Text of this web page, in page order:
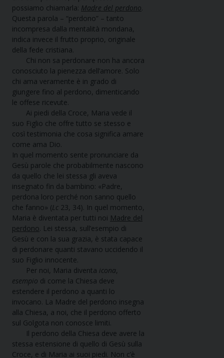
possiamo chiamarla: Madre del perdono.
Questa parola – “perdono” – tanto
incompresa dalla mentalità mondana,
indica invece il frutto proprio, originale
della fede cristiana.
Chi non sa perdonare non ha ancora
conosciuto la pienezza dell’amore. Solo
chi ama veramente è in grado di
giungere fino al perdono, dimenticando
le offese ricevute.
Ai piedi della Croce, Maria vede il
suo Figlio che offre tutto se stesso e
così testimonia che cosa significa amare
come ama Dio.
In quel momento sente pronunciare da
Gesù parole che probabilmente nascono
da quello che lei stessa gli aveva
insegnato fin da bambino: «Padre,
perdona loro perché non sanno quello
che fanno» (Lc 23, 34). In quel momento,
Maria è diventata per tutti noi Madre del
perdono. Lei stessa, sull’esempio di
Gesù e con la sua grazia, è stata capace
di perdonare quanti stavano uccidendo il
suo Figlio innocente.
Per noi, Maria diventa icona,
esempio di come la Chiesa deve
estendere il perdono a quanti lo
invocano. La Madre del perdono insegna
alla Chiesa, a noi, che il perdono offerto
sul Golgota non conosce limiti.
Il perdono della Chiesa deve avere la
stessa estensione di quello di Gesù sulla
Croce, e di Maria ai suoi piedi. Non c’è